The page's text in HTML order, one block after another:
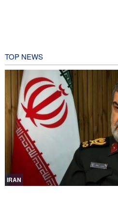
TOP NEWS
IRAN